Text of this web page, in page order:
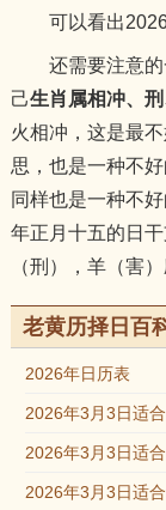
可以看出2026
还需要注意的
己生肖属相冲、
火相冲，这是最
思，也是一种不
同样也是一种不
年正月十五的日
（刑），羊（害
老黄历择日百
2026年日历表
2026年3月3日适
2026年3月3日适
2026年3月3日适